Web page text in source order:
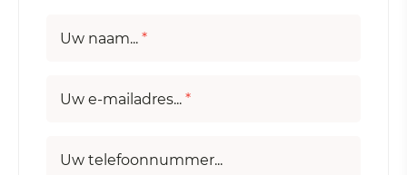
Uw naam... *
Uw e-mailadres... *
Uw telefoonnummer...